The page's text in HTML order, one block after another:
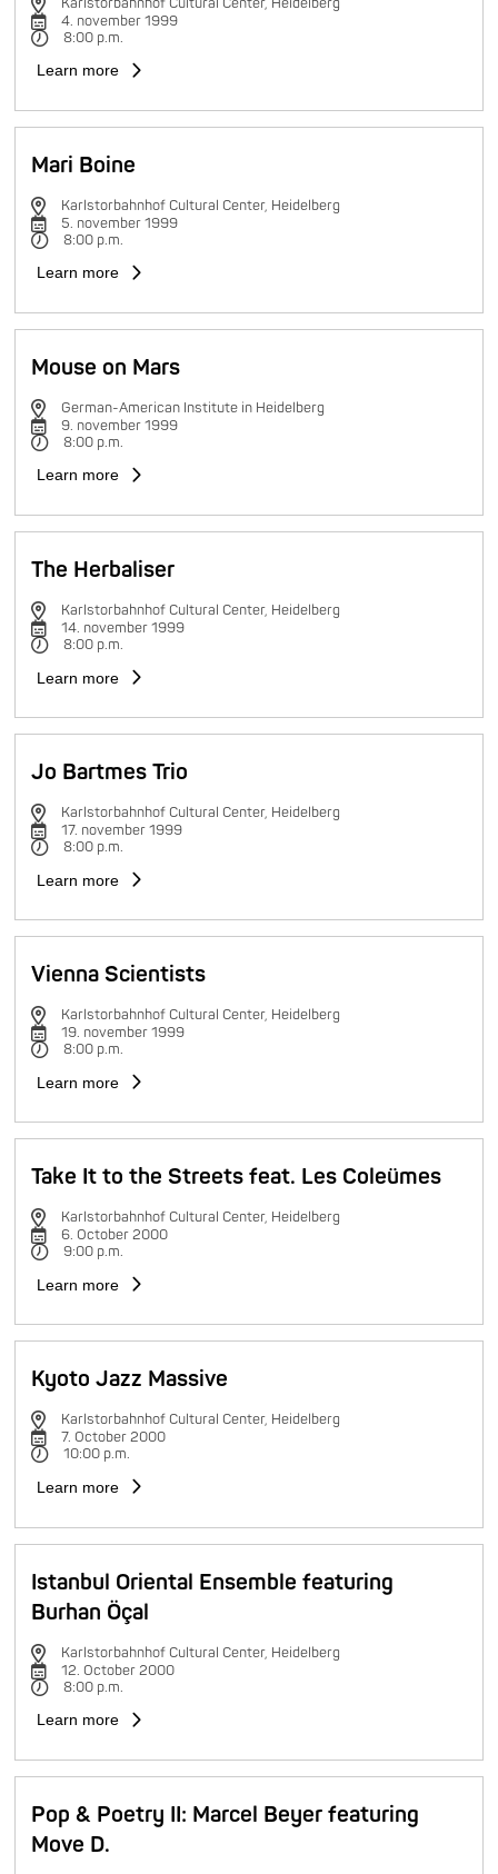
4. november 1999
8:00 p.m.
Learn more
Mari Boine
Karlstorbahnhof Cultural Center, Heidelberg
5. november 1999
8:00 p.m.
Learn more
Mouse on Mars
German-American Institute in Heidelberg
9. november 1999
8:00 p.m.
Learn more
The Herbaliser
Karlstorbahnhof Cultural Center, Heidelberg
14. november 1999
8:00 p.m.
Learn more
Jo Bartmes Trio
Karlstorbahnhof Cultural Center, Heidelberg
17. november 1999
8:00 p.m.
Learn more
Vienna Scientists
Karlstorbahnhof Cultural Center, Heidelberg
19. november 1999
8:00 p.m.
Learn more
Take It to the Streets feat. Les Coleümes
Karlstorbahnhof Cultural Center, Heidelberg
6. October 2000
9:00 p.m.
Learn more
Kyoto Jazz Massive
Karlstorbahnhof Cultural Center, Heidelberg
7. October 2000
10:00 p.m.
Learn more
Istanbul Oriental Ensemble featuring
Burhan Öçal
Karlstorbahnhof Cultural Center, Heidelberg
12. October 2000
8:00 p.m.
Learn more
Pop & Poetry II: Marcel Beyer featuring
Move D.